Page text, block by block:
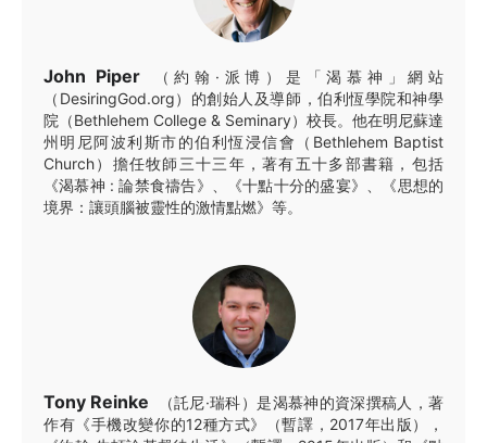
John Piper
（約翰·派博）是「渴慕神」網站
（DesiringGod.org）的創始人及導師，伯利恆學院和神學
院（Bethlehem College & Seminary）校長。他在明尼蘇達
州明尼阿波利斯市的伯利恆浸信會（Bethlehem Baptist
Church）擔任牧師三十三年，著有五十多部書籍，包括
《渴慕神 : 論禁食禱告》、《十點十分的盛宴》、《思想的
境界：讓頭腦被靈性的激情點燃》等。
Tony Reinke
（託尼·瑞科）是渴慕神的資深撰稿人，著
作有《手機改變你的12種方式》（暫譯，2017年出版），